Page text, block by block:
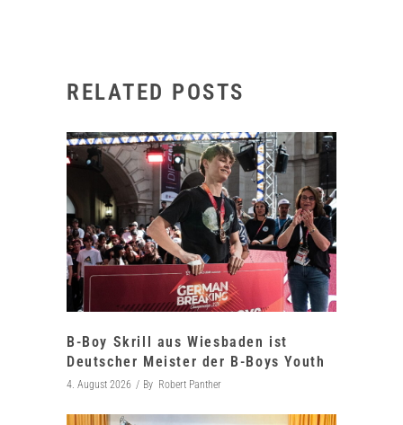
RELATED POSTS
B-Boy Skrill aus Wiesbaden ist
Deutscher Meister der B-Boys Youth
4. August 2026 By Robert Panther